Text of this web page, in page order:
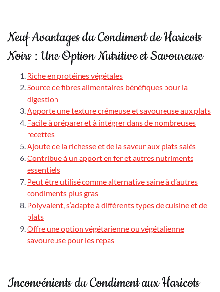
Neuf Avantages du Condiment de Haricots
Noirs : Une Option Nutritive et Savoureuse
Riche en protéines végétales
Source de fibres alimentaires bénéfiques pour la
digestion
Apporte une texture crémeuse et savoureuse aux plats
Facile à préparer et à intégrer dans de nombreuses
recettes
Ajoute de la richesse et de la saveur aux plats salés
Contribue à un apport en fer et autres nutriments
essentiels
Peut être utilisé comme alternative saine à d’autres
condiments plus gras
Polyvalent, s’adapte à différents types de cuisine et de
plats
Offre une option végétarienne ou végétalienne
savoureuse pour les repas
Inconvénients du Condiment aux Haricots